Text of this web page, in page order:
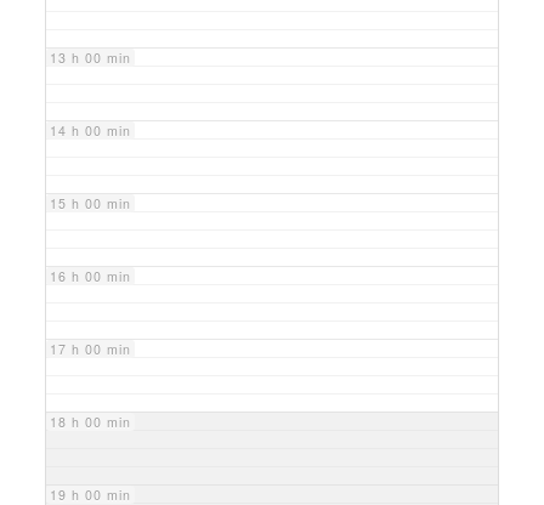
13 h 00 min
14 h 00 min
15 h 00 min
16 h 00 min
17 h 00 min
18 h 00 min
19 h 00 min